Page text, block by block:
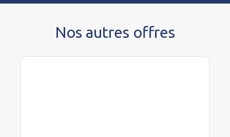
Nos autres offres